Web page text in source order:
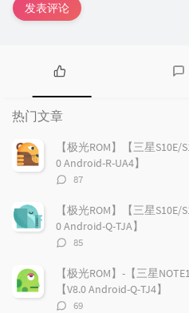
发表评论
热
门
文
章
论
热门文章
【极光ROM】【三星S10E/
0 Android-R-UA4】
评
数：
87
【极光ROM】【三星S10E/
0 Android-Q-TJA】
评
数：
85
【极光ROM】-【三星
【V8.0 Android-Q-TJ4】
评
69